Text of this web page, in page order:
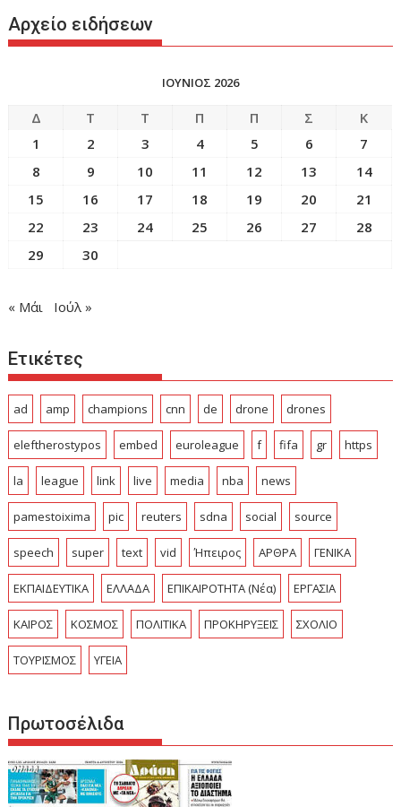
Αρχείο ειδήσεων
ΙΟΥΝΙΟΣ 2026
Δ Τ Τ Π Π Σ
Κ
1
2 3 4 5 6
7
8
9 10 11 12 13
14
15
16 17 18 19 20
21
22
23 24 25 26 27
28
29
30
« Μάι Ιούλ »
Ετικέτες
ad amp champions cnn de drone drones
eleftherostypos embed euroleague f fifa gr https
la league link live media nba news
pamestoixima pic reuters sdna social source
speech super text vid Ήπειρος ΑΡΘΡΑ ΓΕΝΙΚΑ
ΕΚΠΑΙΔΕΥΤΙΚΑ ΕΛΛΑΔΑ ΕΠΙΚΑΙΡΟΤΗΤΑ (Νέα) ΕΡΓΑΣΙΑ
ΚΑΙΡΟΣ ΚΟΣΜΟΣ ΠΟΛΙΤΙΚΑ ΠΡΟΚΗΡΥΞΕΙΣ ΣΧΟΛΙΟ
ΤΟΥΡΙΣΜΟΣ ΥΓΕΙΑ
Πρωτοσέλιδα